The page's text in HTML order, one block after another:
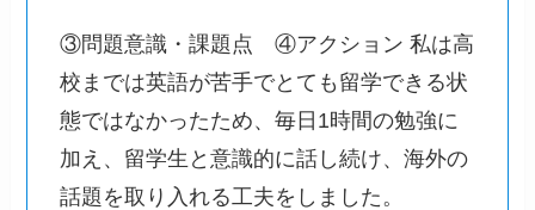
③問題意識・課題点 ④アクション 私は高
校までは英語が苦手でとても留学できる状
態ではなかったため、毎日1時間の勉強に
加え、留学生と意識的に話し続け、海外の
話題を取り入れる工夫をしました。